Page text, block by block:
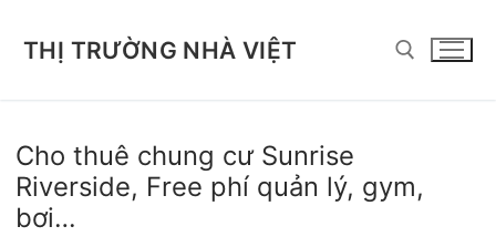
THỊ TRƯỜNG NHÀ VIỆT
Cho thuê chung cư Sunrise
Riverside, Free phí quản lý, gym,
bơi…